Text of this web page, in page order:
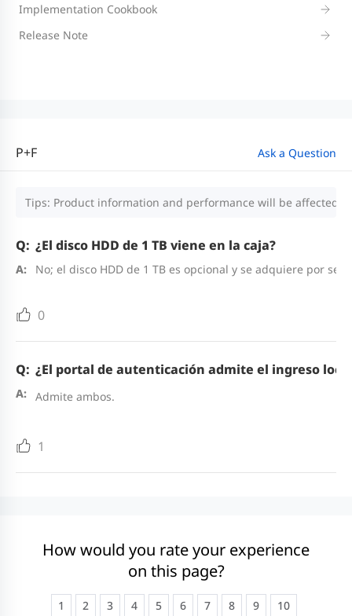
Implementation Cookbook
Release Note
P+F Ask a Question
Tips: Product information and performance will be affected
¿El disco HDD de 1 TB viene en la caja?
No; el disco HDD de 1 TB es opcional y se adquiere por
0
¿El portal de autenticación admite el ingreso
Admite ambos.
1
How would you rate your experience
on this page?
1 2 3 4 5 6 7 8 9 10